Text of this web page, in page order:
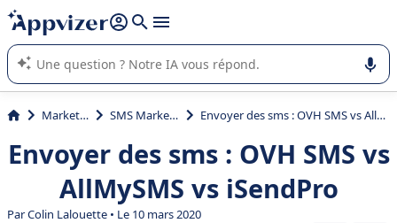
répondre (plusieurs lignes avec
L'IA de Appvizer vous guide dans l'utilisation ou la sélection de
logiciel SaaS en entreprise.
Marketing SMS Marketing Envoyer des sms : OVH SMS vs AllMySMS vs iSendPro
Envoyer des sms : OVH SMS vs
AllMySMS vs iSendPro
Par Colin Lalouette • Le 10 mars 2020